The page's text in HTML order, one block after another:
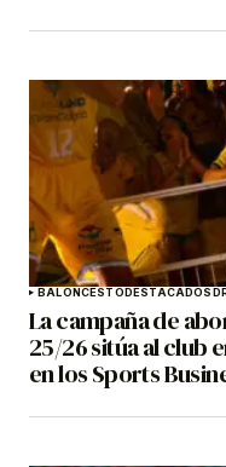
BALONCESTODESTACADOS
La campaña de
25/26 sitúa al club
en los Sports